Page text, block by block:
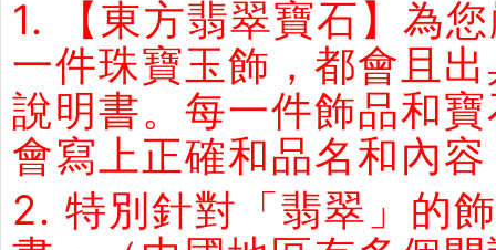
1. 【東方翡翠寶石】為
一件珠寶玉飾，都會且
說明書。每一件飾品和
會寫上正確和品名和內
2. 特別針對「翡翠」的